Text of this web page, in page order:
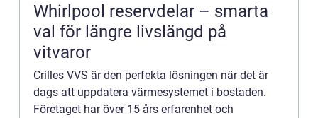
Whirlpool reservdelar – smarta
val för längre livslängd på
vitvaror
Crilles VVS är den perfekta lösningen när det är
dags att uppdatera värmesystemet i bostaden.
Företaget har över 15 års erfarenhet och